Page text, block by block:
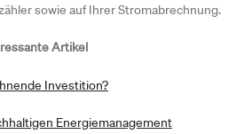
sowie auf Ihrer Stromabrechnung.
Artikel
Investition?
Energiemanagement